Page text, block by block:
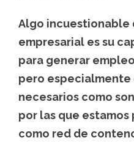
Algo incuestionable
empresarial es su
para generar
pero especialmente
necesarios como
por las que estamos
como red de